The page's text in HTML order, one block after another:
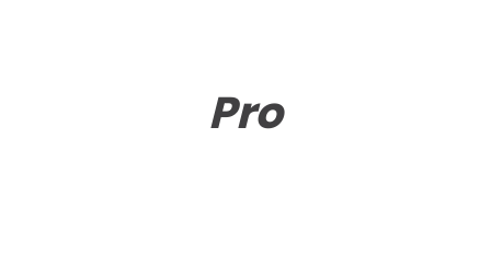
Pro